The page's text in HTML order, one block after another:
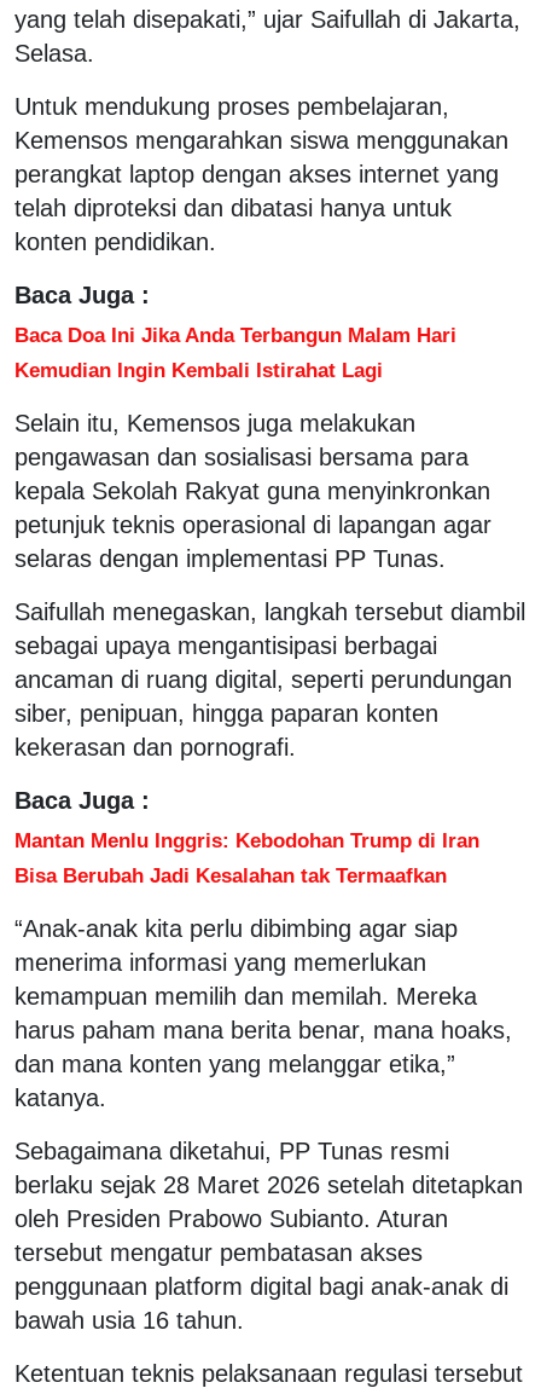
yang telah disepakati,” ujar Saifullah di Jakarta,
Selasa.
Untuk mendukung proses pembelajaran,
Kemensos mengarahkan siswa menggunakan
perangkat laptop dengan akses internet yang
telah diproteksi dan dibatasi hanya untuk
konten pendidikan.
Baca Juga :
Baca Doa Ini Jika Anda Terbangun Malam Hari
Kemudian Ingin Kembali Istirahat Lagi
Selain itu, Kemensos juga melakukan
pengawasan dan sosialisasi bersama para
kepala Sekolah Rakyat guna menyinkronkan
petunjuk teknis operasional di lapangan agar
selaras dengan implementasi PP Tunas.
Saifullah menegaskan, langkah tersebut diambil
sebagai upaya mengantisipasi berbagai
ancaman di ruang digital, seperti perundungan
siber, penipuan, hingga paparan konten
kekerasan dan pornografi.
Baca Juga :
Mantan Menlu Inggris: Kebodohan Trump di Iran
Bisa Berubah Jadi Kesalahan tak Termaafkan
“Anak-anak kita perlu dibimbing agar siap
menerima informasi yang memerlukan
kemampuan memilih dan memilah. Mereka
harus paham mana berita benar, mana hoaks,
dan mana konten yang melanggar etika,”
katanya.
Sebagaimana diketahui, PP Tunas resmi
berlaku sejak 28 Maret 2026 setelah ditetapkan
oleh Presiden Prabowo Subianto. Aturan
tersebut mengatur pembatasan akses
penggunaan platform digital bagi anak-anak di
bawah usia 16 tahun.
Ketentuan teknis pelaksanaan regulasi tersebut